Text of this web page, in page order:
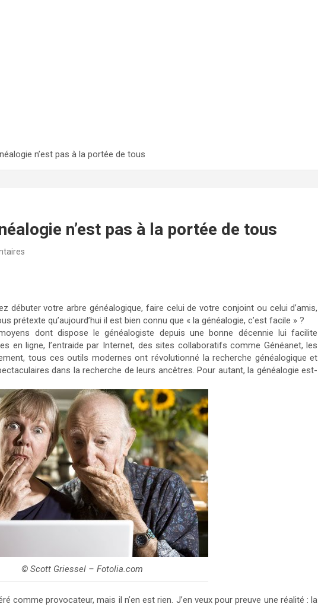
n’est pas à la portée de tous
n’est pas à la portée de tous
débuter votre arbre généalogique, faire celui de votre conjoint ou celui d’amis,
prétexte qu’aujourd’hui il est bien connu que « la généalogie, c’est facile » ?
dont dispose le généalogiste depuis une bonne décennie lui facilite
en ligne, l’entraide par Internet, des sites collaboratifs comme Généanet, les
tous ces outils modernes ont révolutionné la recherche généalogique et
dans la recherche de leurs ancêtres. Pour autant, la généalogie est-
© Scott Griessel – Fotolia.com
comme provocateur, mais il n’en est rien. J’en veux pour preuve une réalité : la